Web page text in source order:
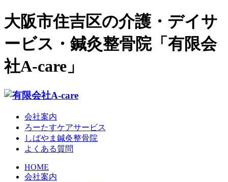
大阪市住吉区の介護・デイサ
ービス・鍼灸整骨院「有限会
社A-care」
会社案内
ろーたすケアサービス
しばやま鍼灸整骨院
よくある質問
HOME
会社案内